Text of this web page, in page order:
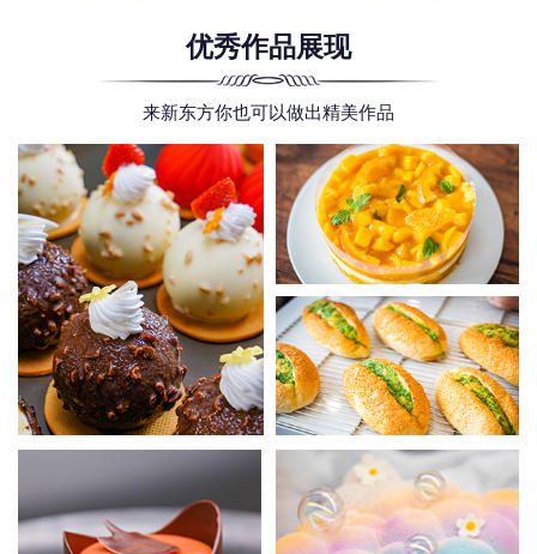
优秀作品展现
来新东方你也可以做出精美作品